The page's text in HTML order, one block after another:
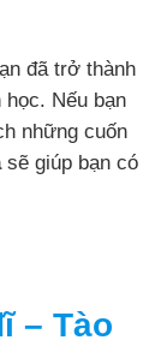
đã trở thành
học. Nếu bạn
những cuốn
sẽ giúp bạn có
– Tào